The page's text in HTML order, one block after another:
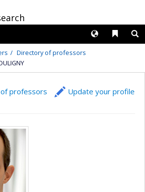
Liens
Langues
Directory of professors
professors Update your profile